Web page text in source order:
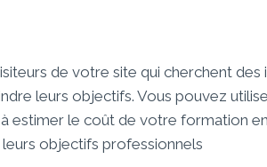
de votre site qui cherchent des
leurs objectifs. Vous pouvez
estimer le coût de votre formation
objectifs professionnels